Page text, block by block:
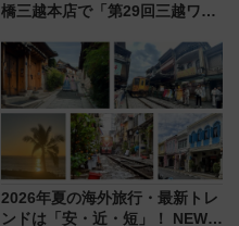
橋三越本店で「第29回三越ワー
【2026年8月5日～25日】
2026年夏の海外旅行・最新トレ
ンドは「安・近・短」！ NEWT